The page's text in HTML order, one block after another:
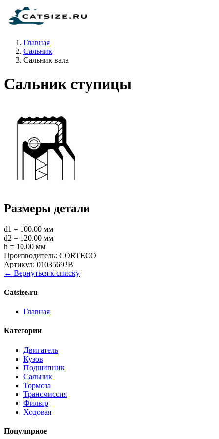
Главная
Сальник
Сальник вала
Сальник ступицы
Размеры детали
d1 = 100.00 мм
d2 = 120.00 мм
h = 10.00 мм
Производитель: CORTECO
Артикул: 01035692B
← Вернуться к списку
Catsize.ru
Главная
Категории
Двигатель
Кузов
Подшипник
Сальник
Тормоза
Трансмиссия
Фильтр
Ходовая
Популярное